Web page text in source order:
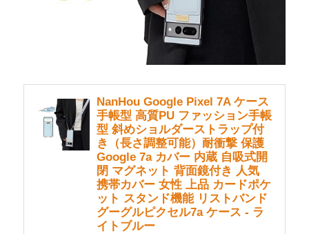
NanHou Google Pixel 7A ケース
手帳型 高質PU ファッション手帳
型 斜めショルダーストラップ付
き（長さ調整可能）耐衝撃 保護
Google 7a カバー 内蔵 自吸式開
閉 マグネット 背面鏡付き 人気
携帯カバー 女性 上品 カードポケ
ット スタンド機能 リストバンド
グーグルピクセル7a ケース - ラ
イトブルー